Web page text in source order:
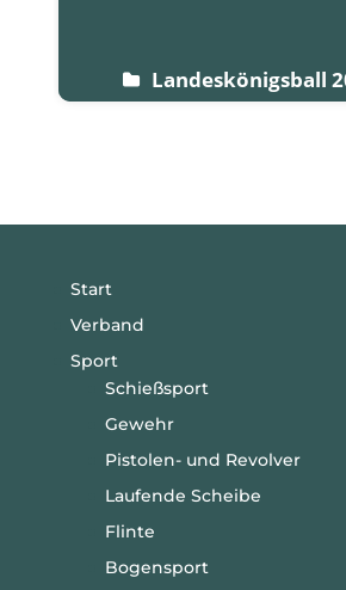
Landeskönigsball
Start
Verband
Sport
Schießsport
Gewehr
Pistolen- und Revolver
Laufende Scheibe
Flinte
Bogensport